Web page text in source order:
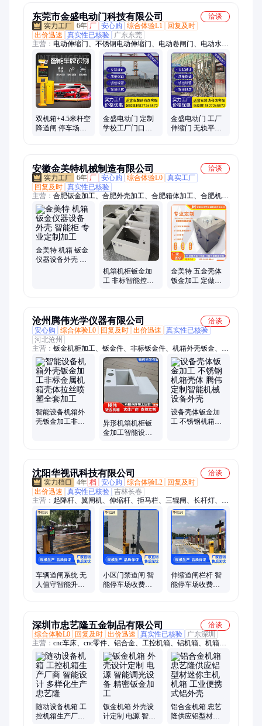
东莞市金盛电动门科技有限公司
洽谈
6年 厂 安心购 综合体验L1
回复及时
出价迅速
真实性已核验
广东东莞
主营： 电动伸缩门、不锈钢电动伸缩门、电动卷闸门、电动水晶
门、道闸、悬浮门、分段平移门、段滑门、直线门、铝合金电动
伸缩门、车辆识别、空降闸、广告道闸、直杆道闸、栅栏道闸、
人行通道闸、人脸识别、电动小门、电动卷帘门、车牌识别、无
轨电动伸缩门、有轨电动伸缩门、快速卷帘门、电动门、电动通
花闸
双机箱+4.5米杆空
降道闸 停车场智
金盛电动门 定制
学校工厂门口电
金盛电动门 工厂
伸缩门 无轨平移
安徽金美特机械制造有限公司
洽谈
6年 厂 安心购 综合体验L0 真实工厂
回复及时 真实性已核验
主营： 合肥钣金加工、合肥外壳加工、合肥箱体加工、合肥机箱
加工、机箱箱体、钣金机箱、非标小机箱、钣金件机箱、机箱加
工、钣金机箱定制、合肥结构件加工、合肥激光切割加工、外壳
定制、激光切割、不锈钢箱体、不锈钢外壳、电池箱箱体、智能
垃圾箱、不锈钢钣金、钣金表面处理、机柜钣金设计、广告标识
钣金、激光切割加工、钣金加工、钣金设计
金美特 机箱 钣金
仪器设备外壳 智
机箱机柜钣金加
工 非标智能控制
金美特 五金壳体
钣金加工 定做设
沧州腾伟光学仪器有限公司
洽谈
安心购
综合体验L0 回复及时 出价迅速
真实性已核验
河北沧州
主营： 钣金机柜加工、钣金件、非标钣金件、机箱外壳钣金、钣
金机箱加工、机箱机柜外壳加工、钣金机箱机柜、定制机箱机柜
外壳、异形机箱机柜、机箱钣金加工、电子机箱、不锈钢钣金
件、钣金加工、钣金加工制作、各种设备外壳、金属钣金加工、
钣金外壳制作、不锈钢设备机柜、设备仪器外壳、不锈钢配电
柜、不锈钢钣金外壳、电子机柜钣金加工、机柜钣金制作、充电
桩钣金、新能源钣金外壳
智能设备机箱外
壳钣金加工非标
异形机箱机柜钣
金加工智能设备
设备壳体钣金加
工 不锈钢机箱壳
沈阳华视讯科技有限公司
洽谈
4年 档 安心购 综合体验L2
回复及时
出价迅速
真实性已核验 吉林长春
主营： 起降杆、翼闸机、伸缩杆、拒马栏、三辊闸、长杆灯、通
道闸、通道门、停车场、栅栏杆、空降闸、快卷门、高转闸、悬
浮门、智能门、挡车杆、人行门、喷塑烤、道闸机、安检门、闸
设备、别系统、别墅门、车牌识、车牌号
车辆道闸系统 无
人值守智能升降
小区门禁道闸 智
能停车场收费系
伸缩道闸栏杆 智
能停车场收费系
深圳市忠艺隆五金制品有限公司
洽谈
综合体验L0
回复及时 出价迅速 真实性已核验
广东深圳
主营： cnc车床、cnc零件、铝合金、工控机箱、铝机箱、机箱机
柜、cnc铝板、铝外壳、五金外壳、精密五金、铝型材外壳、显
示器外壳、铝材冲压件、腔体加工、铝型材壳体、壳体加工、
cnc加工件、钣金加工、钣金件外壳、钣金加工厂、散热器、钣
金零件加工、铝壳、钣金折弯加工、散热器厂家
随动设备机箱 工
控机箱生产厂商
钣金机箱 外壳设
计定制 电源 智能
铝合金机箱 忠艺
隆供应铝型材迷